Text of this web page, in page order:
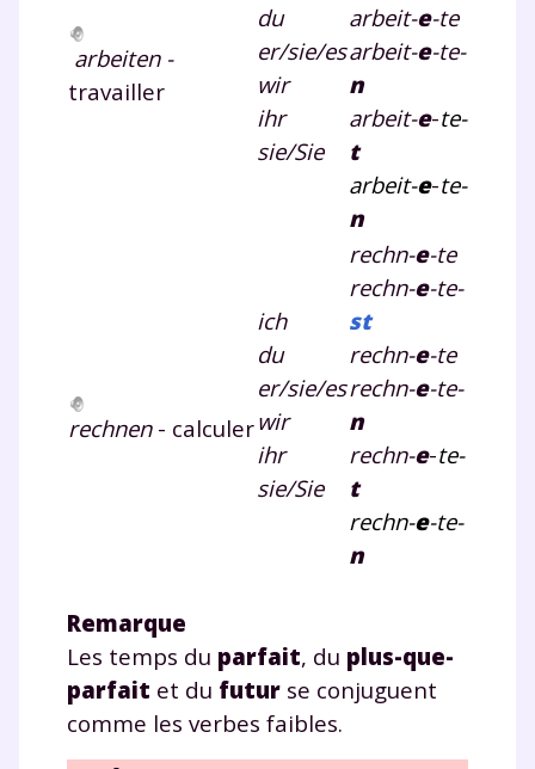
arbeiten -
travailler
du
er/sie/es
wir
ihr
sie/Sie
arbeit-e-te
arbeit-e-te-
n
arbeit-e-te-
t
arbeit-e-te-
n
rechnen- calculer
ich
du
er/sie/es
wir
ihr
sie/Sie
rechn-e-te
rechn-e-te-
st
rechn-e-te
rechn-e-te-
n
rechn-e-te-
t
rechn-e-te-
n
Remarque
Les temps du parfait, du plus-que-
parfait et du futur se conjuguent
comme les verbes faibles.
année scolaire ?
Testez gratuitement
pendant 24h notre
plateforme de soutien
Fiches de cours et vidéos,exercices
podcasts de révisions
espace dédié aux parents
suivre les progrès
Tout le programme scolaire du CP à
Des profs expérimentés disponibles
à la demande par tchat, audio ou
TESTER GRATUITEMENT